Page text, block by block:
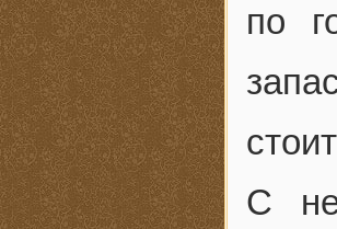
по
С не